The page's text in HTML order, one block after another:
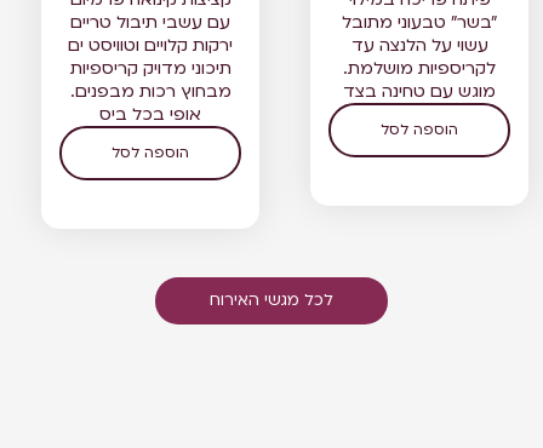
"בשר" טבעוני מתובל
עשוי על הלנצה עד
לקריספיות מושלמת.
מוגש עם טחינה בצד
הוספה לסל
עם עשבי תיבול טריים
ירקות קלויים וטוויסט ים
תיכוני מדויק קריספיות
מבחוץ רכות מבפנים.
אופי בכל ביס
הוספה לסל
לכל מגשי האירוח